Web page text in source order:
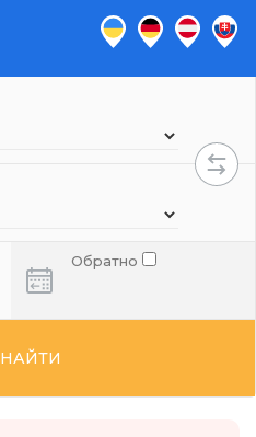
Обратно
НАЙТИ